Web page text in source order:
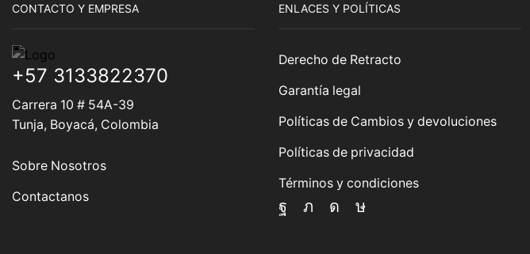
CONTACTO Y EMPRESA
+57 3133822370
Carrera 10 # 54A-39
Tunja, Boyacá, Colombia
Sobre Nosotros
Contactanos
ENLACES Y POLÍTICAS
Derecho de Retracto
Garantía legal
Políticas de Cambios y devoluciones
Políticas de privacidad
Términos y condiciones
Facebook